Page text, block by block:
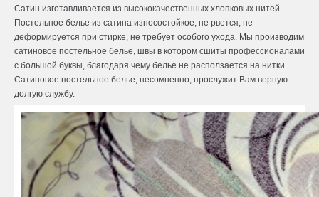
Сатин изготавливается из высококачественных хлопковых нитей.
Постельное белье из сатина износостойкое, не рвется, не
деформируется при стирке, не требует особого ухода. Мы производим
сатиновое постельное белье , швы в котором сшиты профессионалами
с большой буквы, благодаря чему белье не расползается на нитки.
Сатиновое постельное белье, несомненно, прослужит Вам верную
долгую службу.